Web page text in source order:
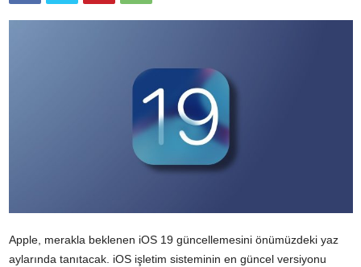
Apple, merakla beklenen iOS 19 güncellemesini önümüzdeki yaz
aylarında tanıtacak. iOS işletim sisteminin en güncel versiyonu